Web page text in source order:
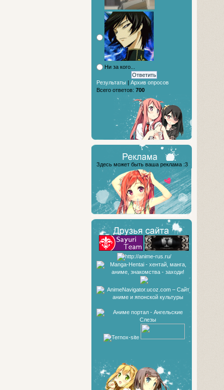
Ни за кого...
Результаты| Архив опросов
Всего ответов: 700
Здесь может быть ваша реклама :3